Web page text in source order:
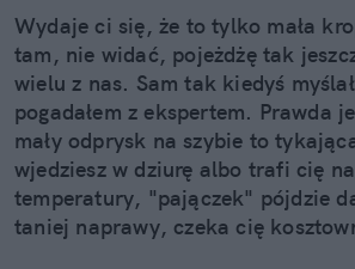
Wydaje ci się, że to tylko mała
tam, nie widać, pojeżdżę tak
wielu z nas. Sam tak kiedyś
pogadałem z ekspertem. Prawda
mały odprysk na szybie to
wjedziesz w dziurę albo trafi cię
temperatury, "pajączek" pójdzie
taniej naprawy, czeka cię